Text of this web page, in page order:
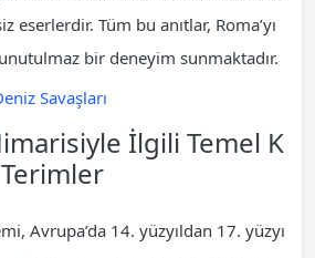
eserlerdir. Tüm bu anıtlar, Roma’yı
bir deneyim sunmaktadır.
Savaşları
İlgili Temel K
Avrupa’da 14. yüzyıldan 17. yüzyı